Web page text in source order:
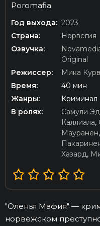
Poromafia
Год выхода: 2023
Страна:
Норвегия
Озвучка:
Original
Режиссер:
Мика
Время:
40 мин
Жанры:
Криминал
В ролях:
Самули
Каллиала,
Мауранен,
Хазард,
"Оленья Мафия" —
норвежском